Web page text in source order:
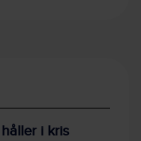
i kris